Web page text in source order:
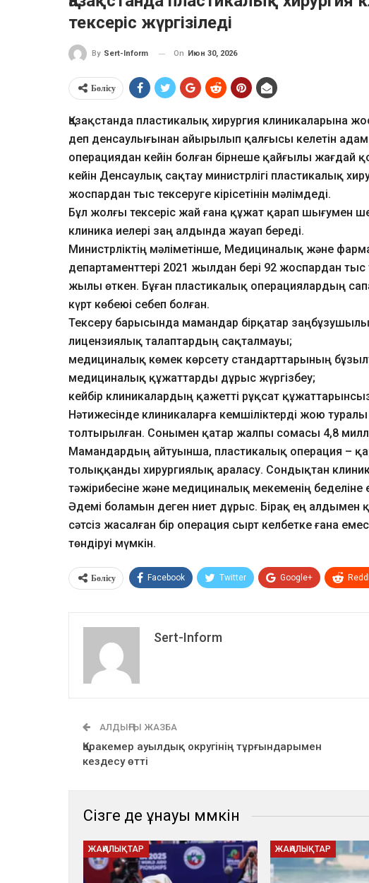
тексеріс жүргізіледі
By Sert-Inform On Июн 30, 2026
Бөлісу
Қазақстанда пластикалық хирургия клиникаларына
деп денсаулығынан айырылып қалғысы келетін
операциядан кейін болған бірнеше қайғылы
кейін Денсаулық сақтау министрлігі пластикалық
жоспардан тыс тексеруге кірісетінін мәлімдеді.
Бұл жолғы тексеріс жай ғана құжат қарап шығумен
клиника иелері заң алдында жауап береді.
Министрліктің мәліметінше, Медициналық және
департаменттері 2021 жылдан бері 92 жоспардан тыс
жылы өткен. Бұған пластикалық операциялардың
күрт көбеюі себеп болған.
Тексеру барысында мамандар бірқатар
лицензиялық талаптардың сақталмауы;
медициналық көмек көрсету стандарттарының
медициналық құжаттарды дұрыс жүргізбеу;
кейбір клиникалардың қажетті рұқсат
Нәтижесінде клиникаларға кемшіліктерді жою туралы
толтырылған. Сонымен қатар жалпы сомасы 4,8
Мамандардың айтуынша, пластикалық операция –
толыққанды хирургиялық араласу. Сондықтан
тәжірибесіне және медициналық мекеменің
Әдемі боламын деген ниет дұрыс. Бірақ ең алдымен
сәтсіз жасалған бір операция сырт келбетке ғана
төндіруі мүмкін.
Бөлісу Facebook Twitter Google+
Sert-Inform
АЛДЫҢҒЫ ЖАЗБА
Қаракемер ауылдық округінің тұрғындарымен
кездесу өтті
Сізге де ұнауы мүмкін
ЖАҢАЛЫҚТАР ЖАҢАЛЫҚТАР